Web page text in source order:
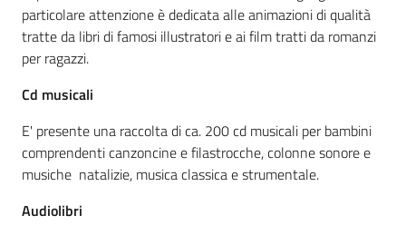
Patto
per
la
lettura
Seguici
particolare attenzione è dedicata alle animazioni di qualità
tratte da libri di famosi illustratori e ai film tratti da romanzi
per ragazzi.
Cd musicali
E' presente una raccolta di ca. 200 cd musicali per bambini
comprendenti canzoncine e filastrocche, colonne sonore e
musiche natalizie, musica classica e strumentale.
Audiolibri